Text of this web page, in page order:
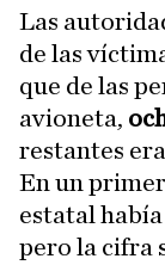
Las
de las
que de las
avioneta,
restantes
En un
estatal
pero la cifra